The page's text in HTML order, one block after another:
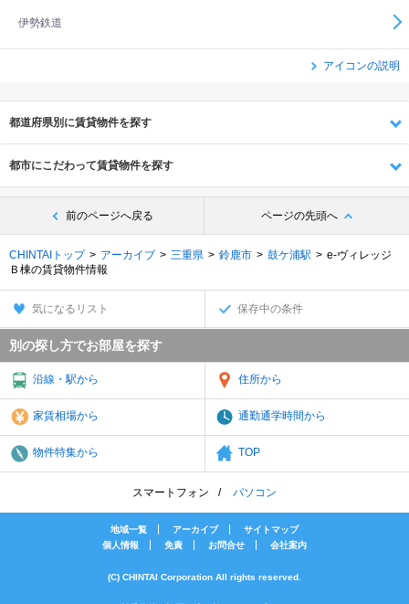
伊勢鉄道
アイコンの説明
都道府県別に賃貸物件を探す
都市にこだわって賃貸物件を探す
前のページへ戻る ページの先頭へ
CHINTAIトップ アーカイブ 三重県 鈴鹿市 鼓ケ浦駅
e-ヴィレッジ
Ｂ棟の賃貸物件情報
気になるリスト 保存中の条件
別の探し方でお部屋を探す
沿線・駅から 住所から
家賃相場から 通勤通学時間から
物件特集から TOP
スマートフォン パソコン
地域一覧 アーカイブ
サイトマップ
個人情報
免責 お問合せ 会社案内
(C) CHINTAI Corporation All rights reserved.